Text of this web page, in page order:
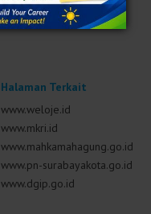
Halaman Terkait
www.weloje.id
www.mkri.id
www.mahkamahagung.go.id
www.pn-surabayakota.go.id
www.dgip.go.id